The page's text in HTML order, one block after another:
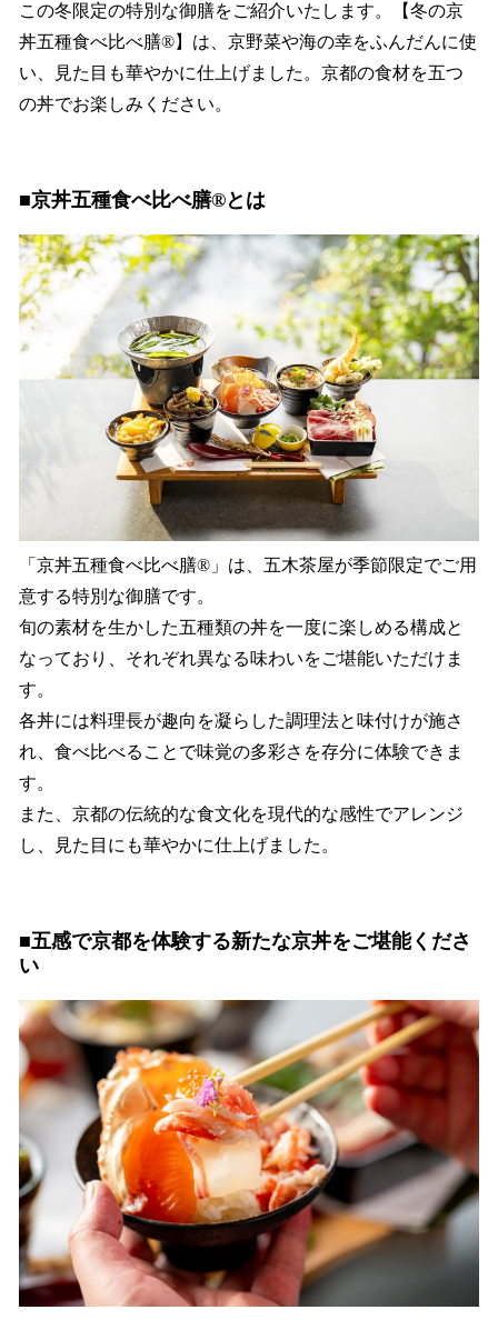
この冬限定の特別な御膳をご紹介いたします。【冬の京
丼五種食べ比べ膳®︎】は、京野菜や海の幸をふんだんに使
い、見た目も華やかに仕上げました。京都の食材を五つ
の丼でお楽しみください。
■京丼五種食べ比べ膳®︎とは
「京丼五種食べ比べ膳®︎」は、五木茶屋が季節限定でご用
意する特別な御膳です。
旬の素材を生かした五種類の丼を一度に楽しめる構成と
なっており、それぞれ異なる味わいをご堪能いただけま
す。
各丼には料理長が趣向を凝らした調理法と味付けが施さ
れ、食べ比べることで味覚の多彩さを存分に体験できま
す。
また、京都の伝統的な食文化を現代的な感性でアレンジ
し、見た目にも華やかに仕上げました。
■五感で京都を体験する新たな京丼をご堪能くださ
い